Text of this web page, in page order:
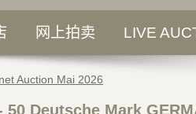
网上拍卖 LIVE
Auction Mai 2026
50 Deutsche Mark